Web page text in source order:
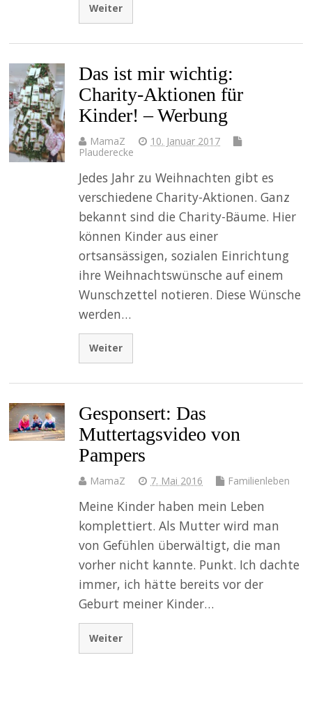
Weiter
Das ist mir wichtig:
Charity-Aktionen für
Kinder! – Werbung
MamaZ
10. Januar 2017
Plauderecke
Jedes Jahr zu Weihnachten gibt es
verschiedene Charity-Aktionen. Ganz
bekannt sind die Charity-Bäume. Hier
können Kinder aus einer
ortsansässigen, sozialen Einrichtung
ihre Weihnachtswünsche auf einem
Wunschzettel notieren. Diese Wünsche
werden…
Weiter
Gesponsert: Das
Muttertagsvideo von
Pampers
MamaZ 7. Mai 2016 Familienleben
Meine Kinder haben mein Leben
komplettiert. Als Mutter wird man
von Gefühlen überwältigt, die man
vorher nicht kannte. Punkt. Ich dachte
immer, ich hätte bereits vor der
Geburt meiner Kinder…
Weiter